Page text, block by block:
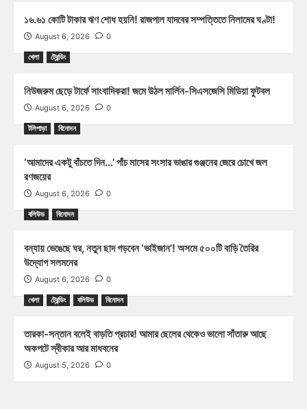
১৬.৬১ কোটি টাকার ঋণ শোধ হয়নি! রাজপাল যাদবের সম্পত্তিতে নিলামের ঘণ্টা!
August 6, 2026 0
খেলা ট্রেন্ডিং
নিউজরুম ছেড়ে টার্ফে সাংবাদিকরা! জমে উঠল মার্লিন-সিএসজেসি মিডিয়া ফুটবল
August 6, 2026 0
টলিপাড়া বিনোদন
‘আমাদের একটু বাঁচতে দিন…’ পাঁচ মাসের সংসার ভাঙার গুঞ্জনের জেরে চোখে জল
রণজয়ের
August 6, 2026 0
বলিউড বিনোদন
বন্যায় ভেঙেছে ঘর, নতুন ছাদ গড়বেন ‘ভাইজান’! অসমে ৫০০টি বাড়ি তৈরির
উদ্যোগ সলমনের
August 6, 2026 0
খেলা ট্রেন্ডিং বলিউড বিনোদন
তারকা-সন্তান বলেই বাড়তি প্রচার! আমার ছেলের থেকেও ভালো সাঁতারু আছে
অকপটে স্বীকার আর মাধবনের
August 5, 2026 0